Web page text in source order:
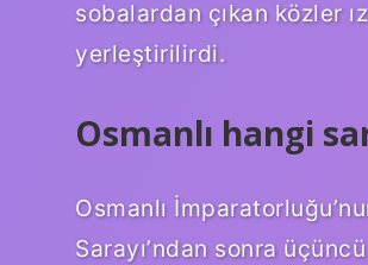
sobalardan çıkan közler
yerleştirilirdi.
Osmanlı hangi
Osmanlı
Sarayı’ndan sonra